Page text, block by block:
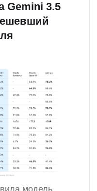
Gemini 3.5
модель